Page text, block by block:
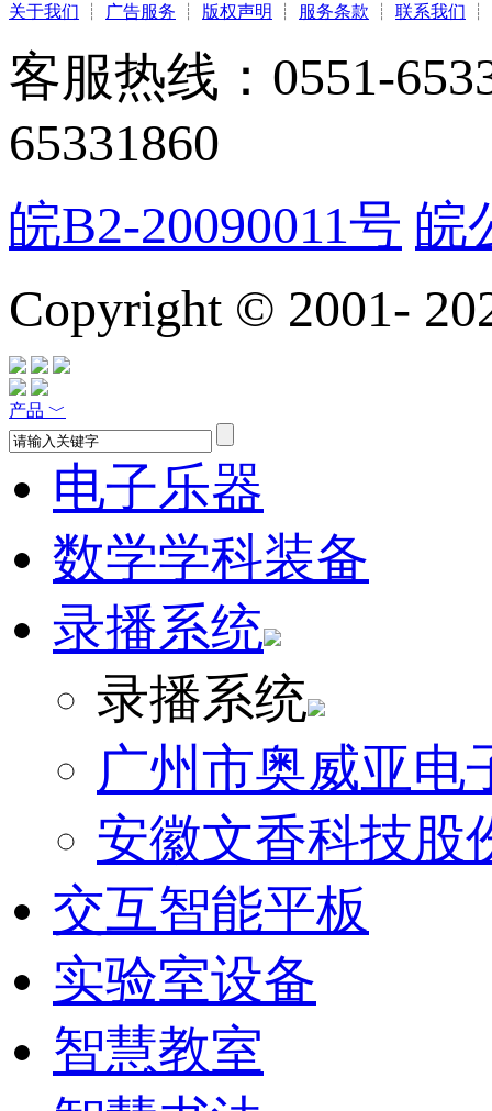
关于我们 ┊ 广告服务 ┊ 版权声明 ┊ 服务条款 ┊ 联系我们 ┊
客服热线：0551-
65331860
皖B2-20090011号 皖
Copyright © 2001-
产品 ﹀
电子乐器
数学学科装备
录播系统
录播系统
广州市奥威亚电
安徽文香科技股
交互智能平板
实验室设备
智慧教室